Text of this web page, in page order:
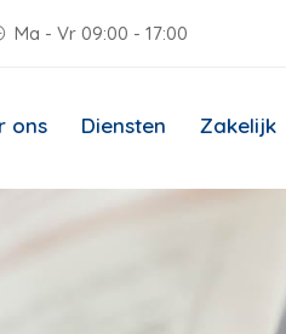
Ma - Vr 09:00 - 17:00
ons Diensten Zakelijk